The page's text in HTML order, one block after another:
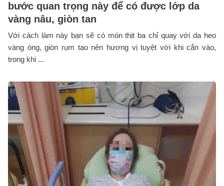
bước quan trọng này để có được lớp da
vàng nâu, giòn tan
Với cách làm này bạn sẽ có món thịt ba chỉ quay với da heo
vàng óng, giòn rụm tạo nên hương vị tuyệt vời khi cắn vào,
trong khi ...